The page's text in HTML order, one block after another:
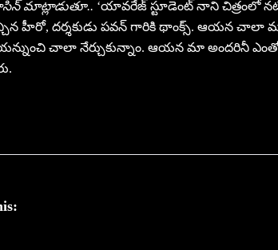
మాట్లాడుతూ.. ‘యావరేజ్ స్టూడెంట్ నాని చిత్రంలో
హీరో, దర్శకుడు పవన్ గారికి థాంక్స్. ఆయన చాలా
చాలా నేర్చుకున్నాం. ఆయన మా అందరినీ ఎంతో